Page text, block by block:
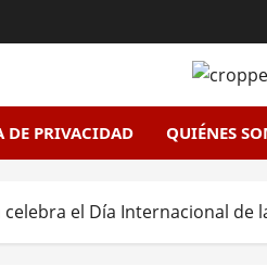
DE PRIVACIDAD QUIÉNES
celebra el Día Internacional de